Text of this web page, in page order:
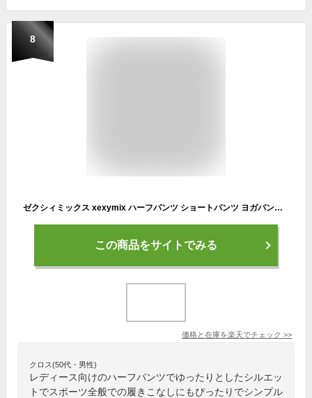
8
ゼクシィミックス xexymix ハーフパンツ ショートパンツ ヨガパンツ ヨガウェア スポーツウェア レディース トレーニングウェア レディース フィットネスウェア レディース ランニングウェア レディース ジムウェア レディース ゼクシーミックス xtfsh20j1
この商品をサイトでみる
価格と在庫を楽天でチェック >>
クロス(50代・男性)
レディース向けのハーフパンツでゆったりとしたシルエッ
トでスポーツ全般での履きこなしにもぴったりでシンプル